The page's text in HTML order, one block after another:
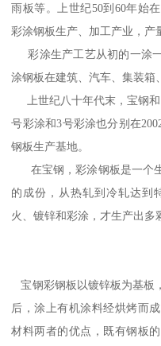
雨板等。上世纪50到60年始
彩涂钢板生产、加工产业，产
彩涂生产工艺从初的一涂
涂钢板在建筑、汽车、集装箱
上世纪八十年代末，宝钢和
号彩涂和3号彩涂也分别在
钢板生产基地。
在宝钢，彩涂钢板是一个
的成份，从热轧到冷轧达到
火、镀锌和彩涂，才生产出多
宝钢彩钢板以镀锌板为基板
后，涂上有机涂料经烘烤而
材料两者的优点，既有钢板